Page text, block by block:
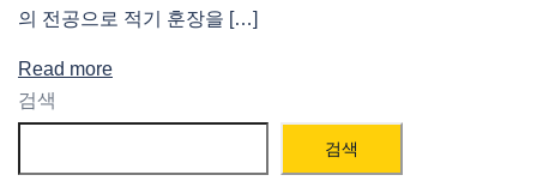
의 전공으로 적기 훈장을 […]
Read more
검색
검색